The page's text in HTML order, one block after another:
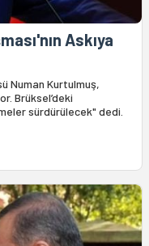
Askıya
Numan Kurtulmuş,
Brüksel’deki
sürdürülecek" dedi.